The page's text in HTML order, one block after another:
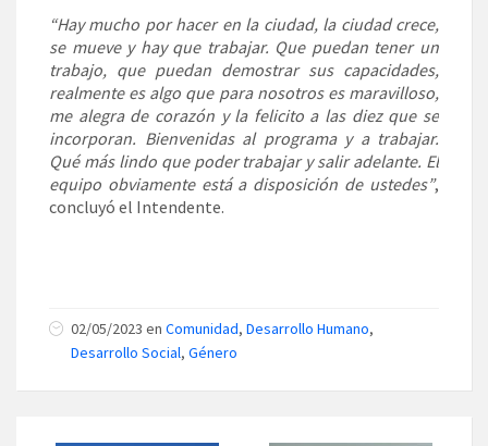
“Hay mucho por hacer en la ciudad, la ciudad crece,
se mueve y hay que trabajar. Que puedan tener un
trabajo, que puedan demostrar sus capacidades,
realmente es algo que para nosotros es maravilloso,
me alegra de corazón y la felicito a las diez que se
incorporan. Bienvenidas al programa y a trabajar.
Qué más lindo que poder trabajar y salir adelante. El
equipo obviamente está a disposición de ustedes”,
concluyó el Intendente.
02/05/2023 en Comunidad, Desarrollo Humano,
Desarrollo Social, Género